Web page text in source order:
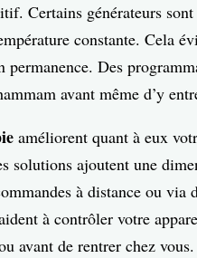
Certains générateurs
constante. Cela
permanence. Des
avant même d’y
améliorent quant à eux
solutions ajoutent une
à distance ou
à contrôler votre
avant de rentrer chez vous.